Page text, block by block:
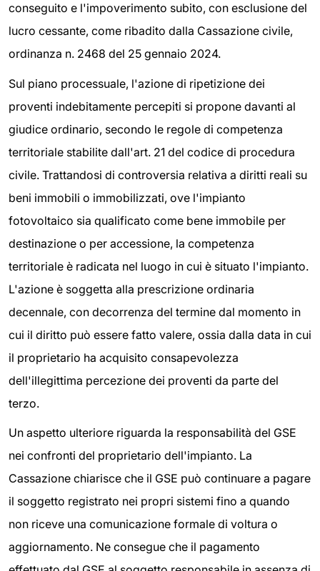
conseguito e l'impoverimento subito, con esclusione del
lucro cessante, come ribadito dalla Cassazione civile,
ordinanza n. 2468 del 25 gennaio 2024.
Sul piano processuale, l'azione di ripetizione dei
proventi indebitamente percepiti si propone davanti al
giudice ordinario, secondo le regole di competenza
territoriale stabilite dall'art. 21 del codice di procedura
civile. Trattandosi di controversia relativa a diritti reali su
beni immobili o immobilizzati, ove l'impianto
fotovoltaico sia qualificato come bene immobile per
destinazione o per accessione, la competenza
territoriale è radicata nel luogo in cui è situato l'impianto.
L'azione è soggetta alla prescrizione ordinaria
decennale, con decorrenza del termine dal momento in
cui il diritto può essere fatto valere, ossia dalla data in cui
il proprietario ha acquisito consapevolezza
dell'illegittima percezione dei proventi da parte del
terzo.
Un aspetto ulteriore riguarda la responsabilità del GSE
nei confronti del proprietario dell'impianto. La
Cassazione chiarisce che il GSE può continuare a pagare
il soggetto registrato nei propri sistemi fino a quando
non riceve una comunicazione formale di voltura o
aggiornamento. Ne consegue che il pagamento